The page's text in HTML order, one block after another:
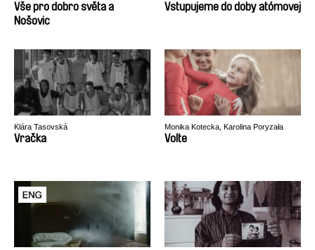
Vše pro dobro světa a
Nošovic
Vstupujeme do doby atómovej
Klára Tasovská
Vračka
Monika Kotecka, Karolina Poryzała
Volte